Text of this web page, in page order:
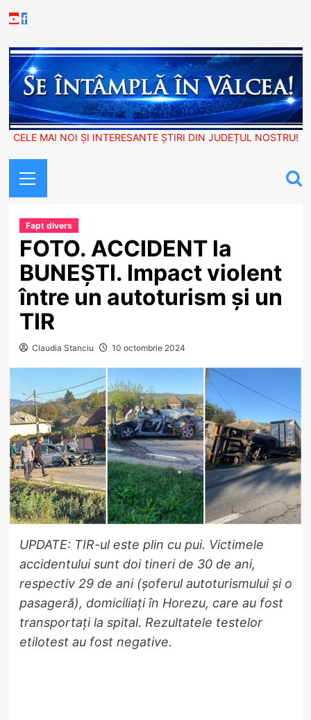
to
Youtube
Facebook
CELE MAI NOI ȘI INTERESANTE ȘTIRI DIN JUDEȚUL NOSTRU!
Menu
Fapt divers
FOTO. ACCIDENT la
BUNEȘTI. Impact violent
între un autoturism și un
TIR
Claudia Stanciu 10 octombrie 2024
UPDATE: TIR-ul este plin cu pui. Victimele
accidentului sunt doi tineri de 30 de ani,
respectiv 29 de ani (șoferul autoturismului și o
pasageră), domiciliați în Horezu, care au fost
transportați la spital. Rezultatele testelor
etilotest au fost negative.